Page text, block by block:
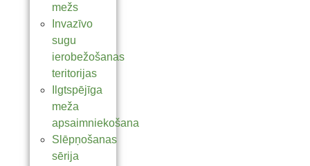
mežs
Invazīvo
sugu
ierobežošanas
teritorijas
Ilgtspējīga
meža
apsaimniekošana
Slēpņošanas
sērija